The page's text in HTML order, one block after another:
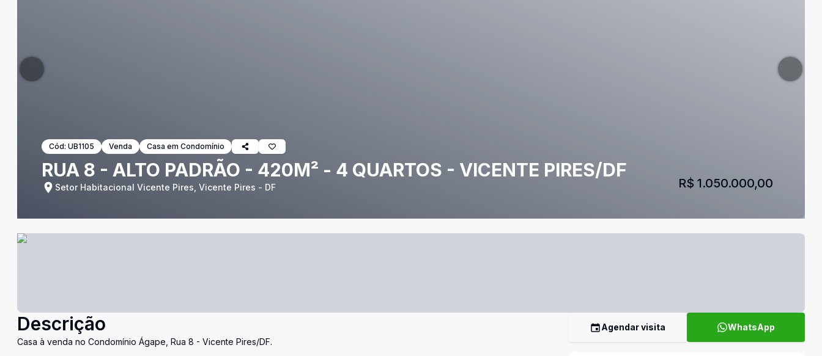
Cód: UB1105 Venda Casa em Condomínio
RUA 8 - ALTO PADRÃO - 420M² - 4 QUARTOS - VICENTE PIRES/DF
Setor Habitacional Vicente Pires, Vicente Pires - DF R$ 1.050.000,00
Descrição
Casa à venda no Condomínio Ágape, Rua 8 - Vicente Pires/DF.
Agendar visita WhatsApp